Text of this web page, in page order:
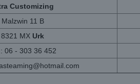
Customizing
Malzwin 11 B
8321 MX Urk
06 - 303 36 452